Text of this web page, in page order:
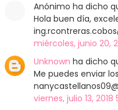
Anónimo ha dicho
Hola buen día,
miércoles, junio 20,
Unknown ha dicho
Me puedes enviar
viernes, julio 13, 2018